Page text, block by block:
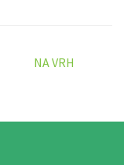
NA VRH